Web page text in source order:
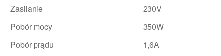
Zasilanie
230V
Pobór mocy
350W
Pobór prądu
1,6A